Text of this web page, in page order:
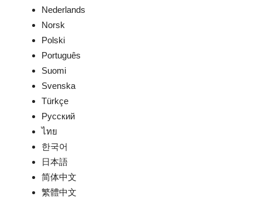
Nederlands
Norsk
Polski
Português
Suomi
Svenska
Türkçe
Русский
ไทย
한국어
日本語
简体中文
繁體中文